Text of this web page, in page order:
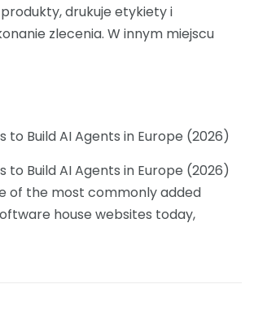
drukuje etykiety i
zlecenia. W innym miejscu
to Build AI Agents in Europe (2026)
to Build AI Agents in Europe (2026)
of the most commonly added
house websites today,